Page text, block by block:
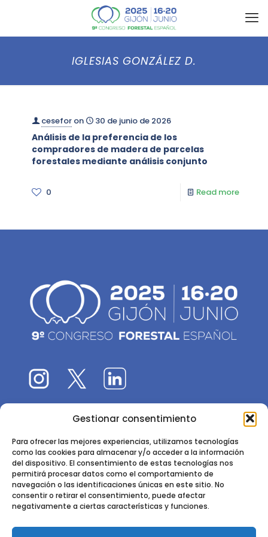
Gestionar consentimiento
Para ofrecer las mejores experiencias, utilizamos tecnologías
como las cookies para almacenar y/o acceder a la información
del dispositivo. El consentimiento de estas tecnologías nos
permitirá procesar datos como el comportamiento de
navegación o las identificaciones únicas en este sitio. No
consentir o retirar el consentimiento, puede afectar
negativamente a ciertas características y funciones.
IGLESIAS GONZÁLEZ D.
cesefor on 30 de junio de 2026
Análisis de la preferencia de los
compradores de madera de parcelas
forestales mediante análisis conjunto
0 Read more
El 9CFE es una actividad promovida por laSociedad
Instituto de Ciencias Forestales, INIA-CSIC
Ctra. de la Coruña km 7,5 - 28040 Madrid